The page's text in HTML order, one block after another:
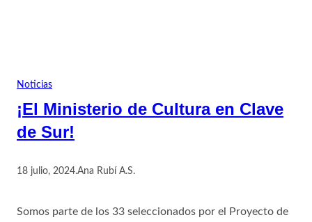
Noticias
¡El Ministerio de Cultura en Clave
de Sur!
18 julio, 2024.Ana Rubí A.S.
Somos parte de los 33 seleccionados por el Proyecto de